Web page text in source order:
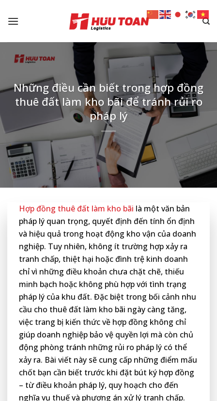
Những điều cần biết trong hợp đồng
thuê đất làm kho bãi để tránh rủi ro
pháp lý
Hợp đồng thuê đất làm kho bãi là một văn bản
pháp lý quan trọng, quyết định đến tính ổn định
và hiệu quả trong hoạt động kho vận của doanh
nghiệp. Tuy nhiên, không ít trường hợp xảy ra
tranh chấp, thiệt hại hoặc đình trệ kinh doanh
chỉ vì những điều khoản chưa chặt chẽ, thiếu
minh bạch hoặc không phù hợp với tình trạng
pháp lý của khu đất. Đặc biệt trong bối cảnh nhu
cầu cho thuê đất làm kho bãi ngày càng tăng,
việc trang bị kiến thức về hợp đồng không chỉ
giúp doanh nghiệp bảo vệ quyền lợi mà còn chủ
động phòng tránh những rủi ro pháp lý có thể
xảy ra. Bài viết này sẽ cung cấp những điểm mấu
chốt bạn cần biết trước khi đặt bút ký hợp đồng
– từ điều khoản pháp lý, quy hoạch cho đến
nghĩa vụ thuế và phương án xử lý tranh chấp.